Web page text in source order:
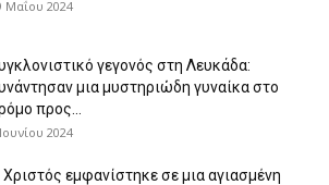
Μαΐου 2024
γεγονός στη Λευκάδα:
μια μυστηριώδη γυναίκα στο
προς...
2024
εμφανίστηκε σε μια αγιασμένη